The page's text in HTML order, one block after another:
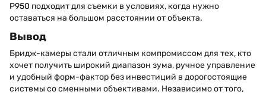
P950 подходит для съемки в условиях, когда нужно
оставаться на большом расстоянии от объекта.
Вывод
Бридж-камеры стали отличным компромиссом для тех, кто
хочет получить широкий диапазон зума, ручное управление
и удобный форм-фактор без инвестиций в дорогостоящие
системы со сменными объективами. Независимо от того,